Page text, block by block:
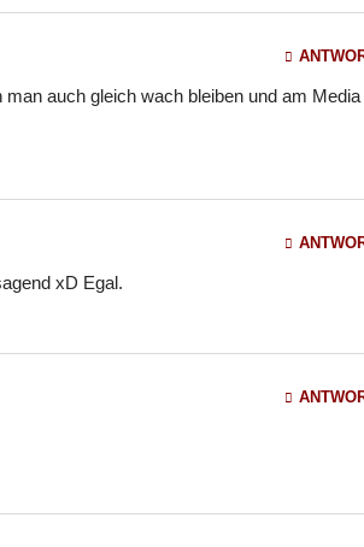
auch gleich wach bleiben und am Media
xD Egal.